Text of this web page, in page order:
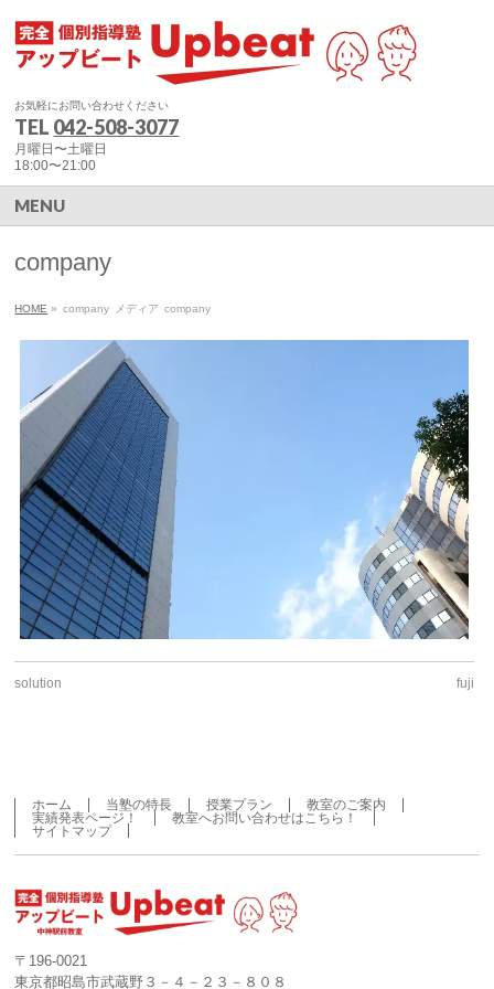
お気軽にお問い合わせください
TEL 042-508-3077
月曜日〜土曜日
18:00〜21:00
MENU
company
HOME » company メディア company
solution fuji
ホーム 当塾の特長 授業プラン
教室のご案内
実績発表ページ！
教室へお問い合わせはこちら！
サイトマップ
〒196-0021
東京都昭島市武蔵野３－４－２３－８０８